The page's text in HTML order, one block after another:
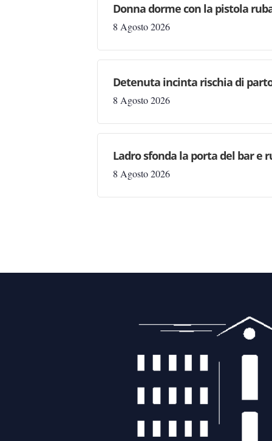
Donna dorme con la pistola
8 Agosto 2026
Detenuta incinta rischia di
8 Agosto 2026
Ladro sfonda la porta del bar e
8 Agosto 2026